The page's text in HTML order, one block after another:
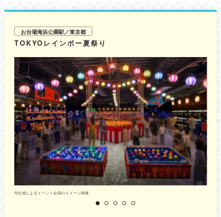
お台場海浜公園駅／東京都
TOKYOレインボー夏祭り
AI生成によるイベント会場のイメージ画像